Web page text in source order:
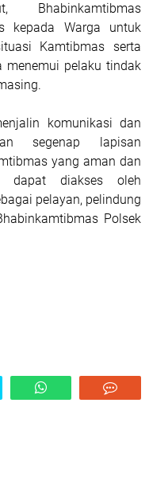
Bhabinkamtibmas
kepada Warga untuk
Kamtibmas serta
menemui pelaku tindak
komunikasi dan
segenap lapisan
yang aman dan
dapat diakses oleh
pelayan, pelindung
Polsek